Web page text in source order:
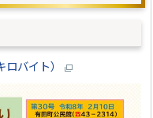
ロバイト）